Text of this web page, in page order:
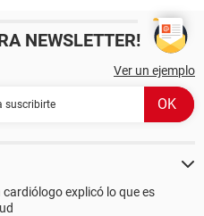
NEWSLETTER!
Ver un ejemplo
explicó lo que es